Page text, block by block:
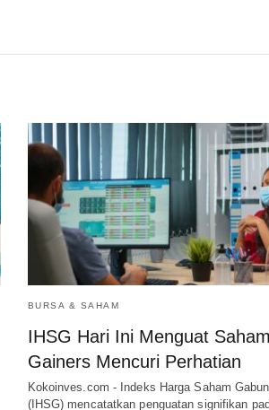
BURSA & SAHAM
IHSG Hari Ini Menguat
Gainers Mencuri Perhatian
Kokoinves.com - Indeks Harga Saham
(IHSG) mencatatkan penguatan signifikan